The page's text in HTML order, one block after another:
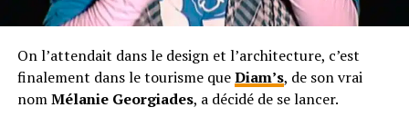
On l’attendait dans le design et l’architecture, c’est
finalement dans le tourisme queDiam’s, de son vrai
nomMélanie Georgiades, a décidé de se lancer.